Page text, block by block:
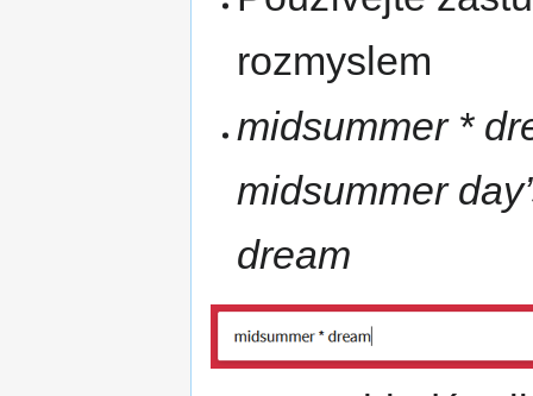
rozmyslem
midsummer *
midsummer
dream